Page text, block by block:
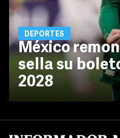
DEPORTES
México
sella su
2028